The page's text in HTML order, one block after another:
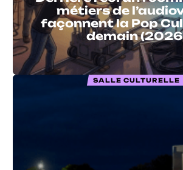
métiers de
façonnent la Pop
demain
SALLE CULTURELLE